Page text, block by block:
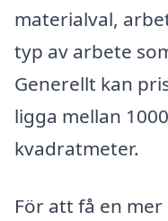
materialval,
typ av arbete
Generellt kan
ligga mellan
kvadratmeter.
För att få en